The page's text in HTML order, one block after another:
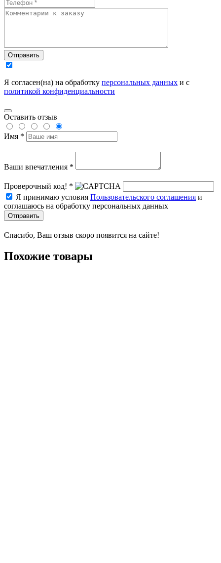
Отправить
Я согласен(на) на обработку персональных данных и с
политикой конфиденциальности
Оставить отзыв
Имя *
Ваши впечатления *
Проверочный код! *
Я принимаю условия Пользовательского соглашения и
соглашаюсь на обработку персональных данных
Отправить
Спасибо, Ваш отзыв скоро появится на сайте!
Похожие товары